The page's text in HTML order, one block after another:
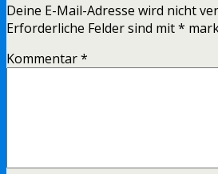
Deine E-Mail-Adresse wird nicht
Erforderliche Felder sind mit*
Kommentar*